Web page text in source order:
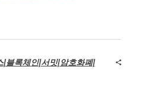
|블록체인|서밋|암호화폐|